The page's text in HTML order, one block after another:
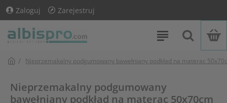
Zaloguj Zarejestruj
Nieprzemakalny podgumowany bawełniany podkład na materac
Nieprzemakalny podgumowany
bawełniany podkład na materac 50x70cm